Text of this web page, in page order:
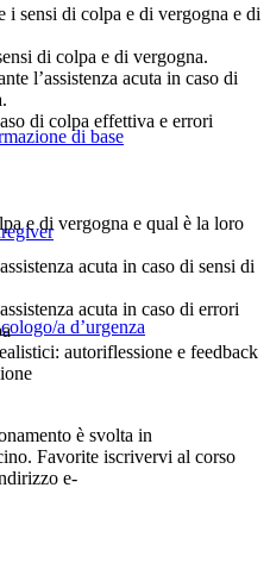
di base
a d’urgenza
i sensi di colpa e di vergogna e di
di colpa e di vergogna.
l’assistenza acuta in caso di
di colpa effettiva e errori
e di vergogna e qual è la loro
acuta in caso di sensi di
acuta in caso di errori
autoriflessione e feedback
è svolta in
Favorite iscrivervi al corso
e-